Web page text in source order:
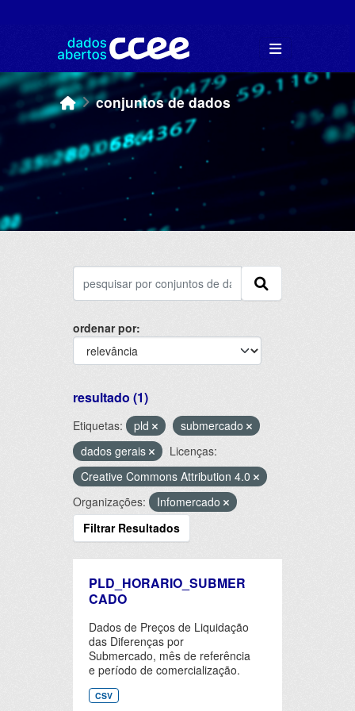
conjuntos de dados
ordenar por
resultado (1)
Etiquetas: pld
submercado
dados gerais
Licenças:
Creative Commons Attribution 4.0
Organizações:
Infomercado
Filtrar Resultados
PLD_HORARIO_SUBMER
CADO
Dados de Preços de Liquidação
das Diferenças por
Submercado, mês de referência
e período de comercialização.
CSV